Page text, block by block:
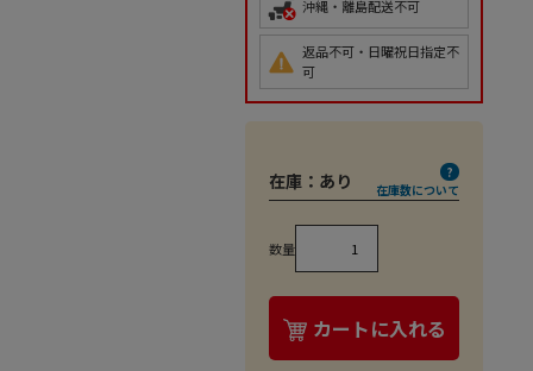
沖縄・離島配送不可
返品不可・日曜祝日指定不
可
在庫： あり 在庫数について
数量
カートに入れる